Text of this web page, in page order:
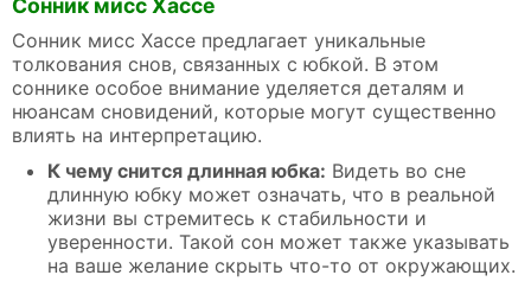
Сонник мисс Хассе
Сонник мисс Хассе предлагает уникальные
толкования снов, связанных с юбкой. В этом
соннике особое внимание уделяется деталям и
нюансам сновидений, которые могут существенно
влиять на интерпретацию.
К чему снится длинная юбка: Видеть во сне
длинную юбку может означать, что в реальной
жизни вы стремитесь к стабильности и
уверенности. Такой сон может также указывать
на ваше желание скрыть что-то от окружающих.